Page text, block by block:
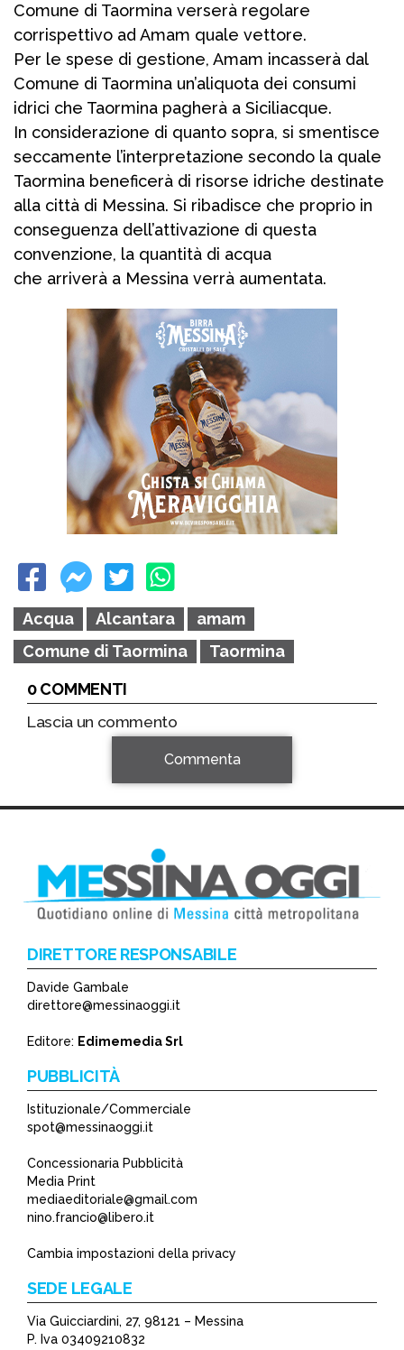
Comune di Taormina verserà regolare
corrispettivo ad Amam quale vettore.
Per le spese di gestione, Amam incasserà dal
Comune di Taormina un’aliquota dei consumi
idrici che Taormina pagherà a Siciliacque.
In considerazione di quanto sopra, si smentisce
seccamente l’interpretazione secondo la quale
Taormina beneficerà di risorse idriche destinate
alla città di Messina. Si ribadisce che proprio in
conseguenza dell’attivazione di questa
convenzione, la quantità di acqua
che arriverà a Messina verrà aumentata.
Acqua Alcantara
amam
Comune di Taormina
Taormina
0 COMMENTI
Lascia un commento
*
Commenta
DIRETTORE RESPONSABILE
Davide Gambale
direttore@messinaoggi.it
Editore: Edimemedia Srl
PUBBLICITÀ
Istituzionale/Commerciale
spot@messinaoggi.it
Concessionaria Pubblicità
Media Print
mediaeditoriale@gmail.com
nino.francio@libero.it
Cambia impostazioni della privacy
SEDE LEGALE
Via Guicciardini, 27, 98121 – Messina
P. Iva 03409210832